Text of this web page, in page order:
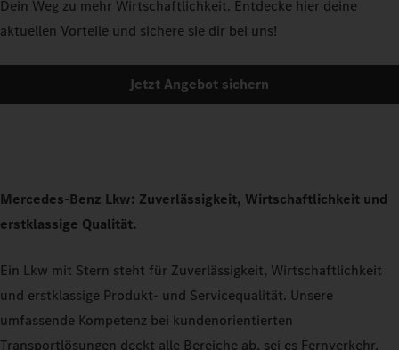
Dein Weg zu mehr Wirtschaftlichkeit. Entdecke hier deine
aktuellen Vorteile und sichere sie dir bei uns!
Jetzt Angebot sichern
Mercedes-Benz Lkw: Zuverlässigkeit, Wirtschaftlichkeit und
erstklassige Qualität.
Ein Lkw mit Stern steht für Zuverlässigkeit, Wirtschaftlichkeit
und erstklassige Produkt- und Servicequalität. Unsere
umfassende Kompetenz bei kundenorientierten
Transportlösungen deckt alle Bereiche ab, sei es Fernverkehr,